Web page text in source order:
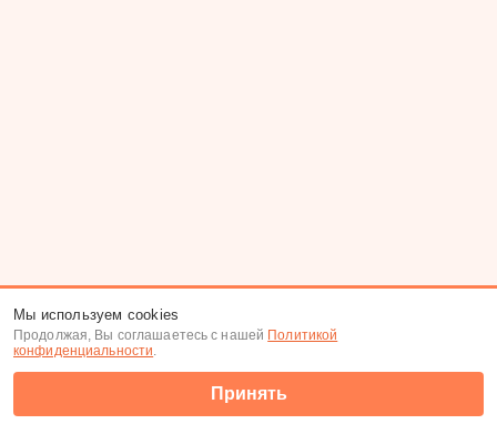
Мы используем cookies
Продолжая, Вы соглашаетесь с нашей Политикой
конфиденциальности.
Принять